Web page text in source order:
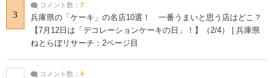
3
コメント数： 7
兵庫県の「ケーキ」の名店10選！ 一番うまいと思う店はどこ？
【7月12日は「デコレーションケーキの日」！】（2/4） | 兵庫県
ねとらぼリサーチ：2ページ目
コメント数： 4